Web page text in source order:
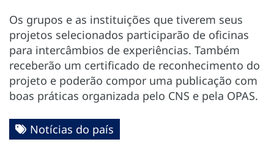
Os grupos e as instituições que tiverem seus
projetos selecionados participarão de oficinas
para intercâmbios de experiências. Também
receberão um certificado de reconhecimento do
projeto e poderão compor uma publicação com
boas práticas organizada pelo CNS e pela OPAS.
Notícias do país